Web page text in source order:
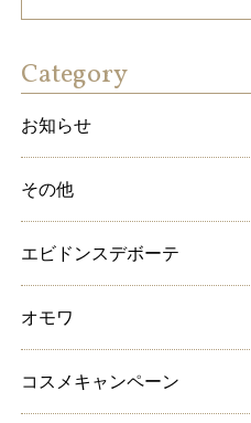
Category
お知らせ
その他
エビドンスデボーテ
オモワ
コスメキャンペーン